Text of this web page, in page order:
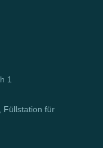
1
Füllstation für